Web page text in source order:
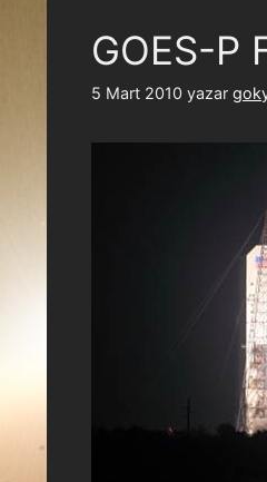
GOES-P
5 Mart 2010 yazar